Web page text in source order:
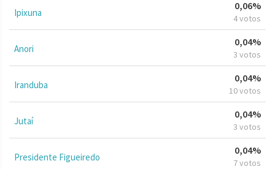
Ipixuna
0,06%
4 votos
Anori
0,04%
3 votos
Iranduba
0,04%
10 votos
Jutaí
0,04%
3 votos
Presidente Figueiredo
0,04%
7 votos